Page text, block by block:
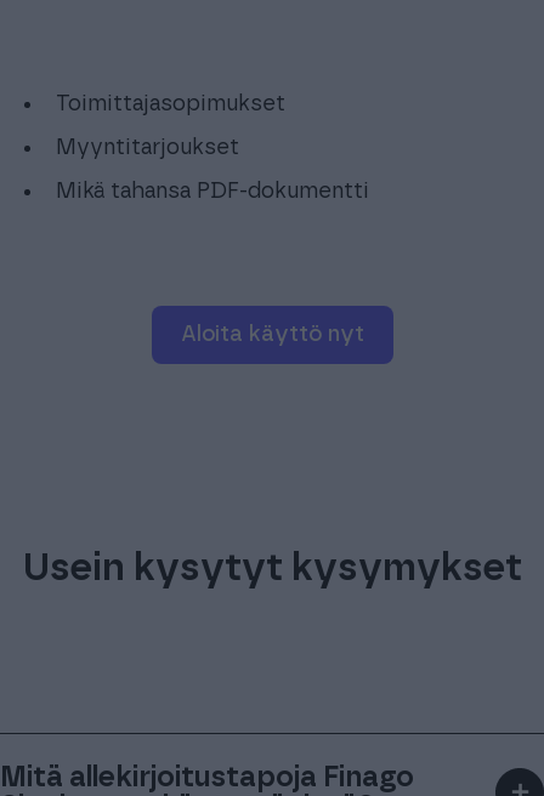
Toimittajasopimukset
Myyntitarjoukset
Mikä tahansa PDF-dokumentti
Aloita käyttö nyt
Usein kysytyt kysymykset
Mitä allekirjoitustapoja Finago